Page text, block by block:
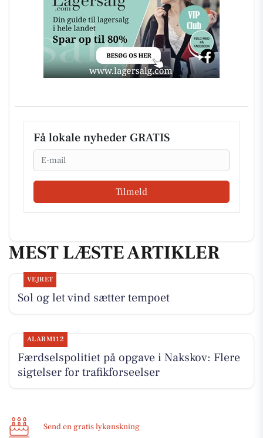
Få lokale nyheder GRATIS
Email
Tilmeld
MEST LÆSTE ARTIKLER
VEJRET
Sol og let vind sætter tempoet
ALARM112
Færdselspolitiet på opgave i Nakskov: Flere
sigtelser for trafikforseelser
Send en gratis lykønskning